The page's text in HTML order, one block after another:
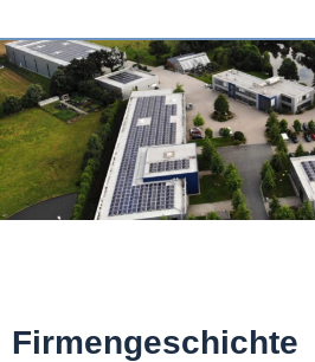
Firmengeschichte